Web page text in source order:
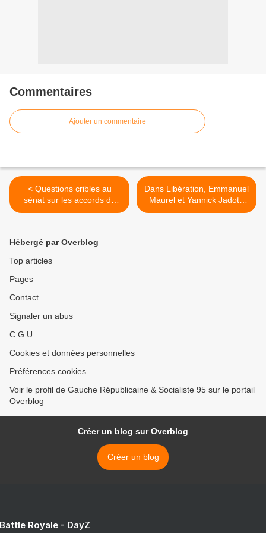
Commentaires
Ajouter un commentaire
< Questions cribles au
sénat sur les accords de
libre échange - 23 octobre
Dans Libération, Emmanuel
Maurel et Yannick Jadot "
Les négociations
Hébergé par Overblog
Top articles
Pages
Contact
Signaler un abus
C.G.U.
Cookies et données personnelles
Préférences cookies
Voir le profil de Gauche Républicaine & Socialiste 95 sur le portail
Overblog
Créer un blog sur Overblog
Créer un blog
Royale - DayZ